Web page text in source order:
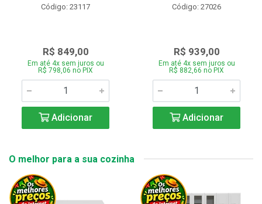
Código: 23117
R$ 849,00
Em até 4x sem juros ou
R$ 798,06 no PIX
Adicionar
Código: 27026
R$ 939,00
Em até 4x sem juros ou
R$ 882,66 no PIX
Adicionar
O melhor para a sua cozinha